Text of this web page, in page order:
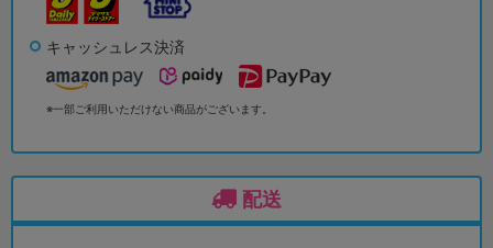
キャッシュレス決済
※一部ご利用いただけない商品がございます。
配送